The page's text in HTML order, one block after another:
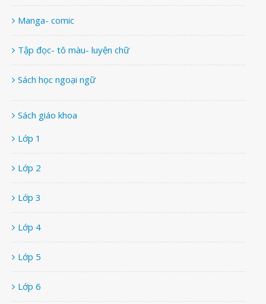
Manga- comic
Tập đọc- tô màu- luyện chữ
Sách học ngoại ngữ
Sách giáo khoa
Lớp 1
Lớp 2
Lớp 3
Lớp 4
Lớp 5
Lớp 6